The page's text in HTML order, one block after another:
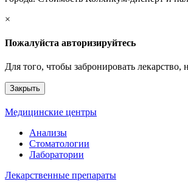
×
Пожалуйста авторизируйтесь
Для того, чтобы забронировать лекарство,
Закрыть
Медицинские центры
Анализы
Стоматологии
Лаборатории
Лекарственные препараты